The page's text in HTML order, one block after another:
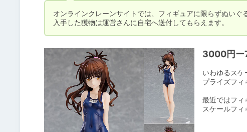
オンラインクレーンサイトでは、フィギュアに限らずぬいぐ
入手した獲物は運営さんに自宅へ送付してもらえます。
3000円ー
いわゆるスケ
プライズフィ
最近ではフィ
スケールフィ